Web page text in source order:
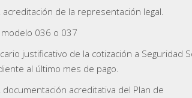
acreditación de la representación legal.
modelo 036 o 037
justificativo de la cotización a Seguridad
al último mes de pago.
documentación acreditativa del Plan de